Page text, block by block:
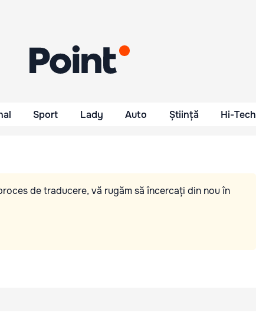
Sport Lady Auto Știință Hi-Tech
de traducere, vă rugăm să încercați din nou în